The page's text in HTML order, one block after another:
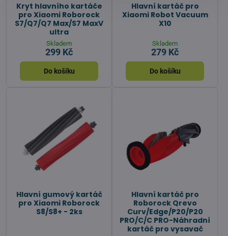
Kryt hlavního kartáče
pro Xiaomi Roborock
S7/Q7/Q7 Max/S7 MaxV
ultra
Skladem
299 Kč
Do košíku
Hlavní kartáč pro
Xiaomi Robot Vacuum
X10
Skladem
279 Kč
Do košíku
Hlavní gumový kartáč
pro Xiaomi Roborock
S8/S8+ - 2ks
Hlavní kartáč pro
Roborock Qrevo
Curv/Edge/P20/P20
PRO/C/C PRO-Náhradní
kartáč pro vysavač